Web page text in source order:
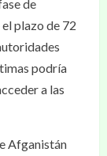
de
plazo de 72
podría
a las
Afganistán